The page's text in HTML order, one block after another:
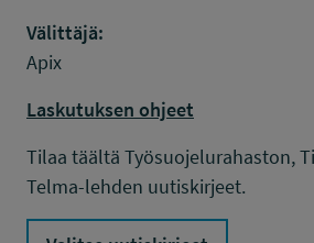
Välittäjä:
Apix
Laskutuksen ohjeet
Tilaa täältä Työsuojelurahaston,
Telma-lehden uutiskirjeet.